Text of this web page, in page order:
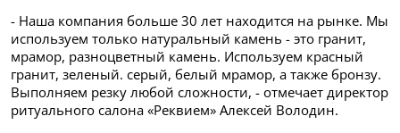
- Наша компания больше 30 лет находится на рынке. Мы
используем только натуральный камень - это гранит,
мрамор, разноцветный камень. Используем красный
гранит, зеленый. серый, белый мрамор, а также бронзу.
Выполняем резку любой сложности, - отмечает директор
ритуального салона «Реквием» Алексей Володин.